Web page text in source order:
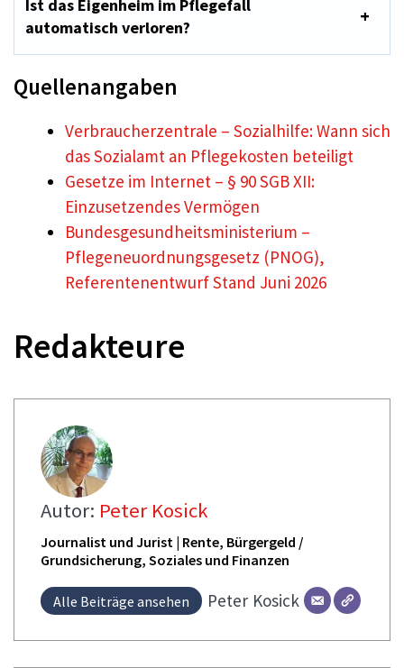
Ist das Eigenheim im Pflegefall
automatisch verloren?
Quellenangaben
Verbraucherzentrale – Sozialhilfe: Wann sich
das Sozialamt an Pflegekosten beteiligt
Gesetze im Internet – § 90 SGB XII:
Einzusetzendes Vermögen
Bundesgesundheitsministerium –
Pflegeneuordnungsgesetz (PNOG),
Referentenentwurf Stand Juni 2026
Redakteure
Autor: Peter Kosick
Journalist und Jurist | Rente, Bürgergeld /
Grundsicherung, Soziales und Finanzen
Alle Beiträge ansehen Peter Kosick